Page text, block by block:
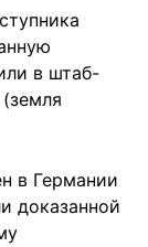
в штаб-
в Германии
доказанной